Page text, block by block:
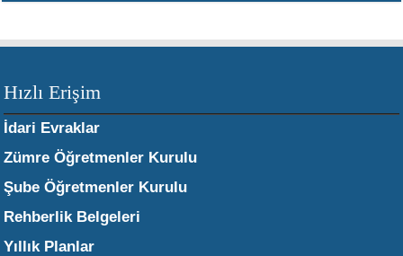
Hızlı Erişim
İdari Evraklar
Zümre Öğretmenler Kurulu
Şube Öğretmenler Kurulu
Rehberlik Belgeleri
Yıllık Planlar